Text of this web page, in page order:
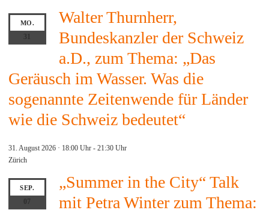
MO.
Walter Thurnherr,
Bundeskanzler der Schweiz
a.D., zum Thema: „Das
Geräusch im Wasser. Was die
sogenannte Zeitenwende für Länder
wie die Schweiz bedeutet“
31. August 2026 · 18:00 Uhr - 21:30 Uhr
Zürich
SEP.
07
„Summer in the City“ Talk
mit Petra Winter zum Thema: